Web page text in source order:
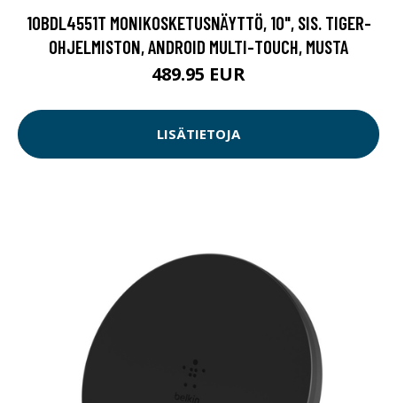
10BDL4551T MONIKOSKETUSNÄYTTÖ, 10", SIS. TIGER-
OHJELMISTON, ANDROID MULTI-TOUCH, MUSTA
489.95 EUR
LISÄTIETOJA